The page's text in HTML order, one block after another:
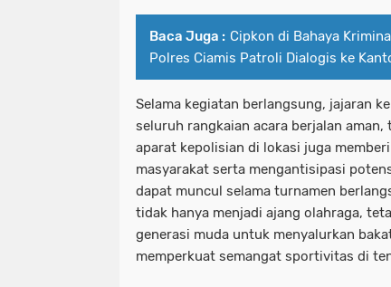
Baca Juga : Cipkon di Bahaya
Polres Ciamis Patroli Dialogis ke
Selama kegiatan berlangsung, jajaran
seluruh rangkaian acara berjalan
aparat kepolisian di lokasi juga
masyarakat serta mengantisipasi
dapat muncul selama turnamen
tidak hanya menjadi ajang olahraga,
generasi muda untuk menyalurkan
memperkuat semangat sportivitas di